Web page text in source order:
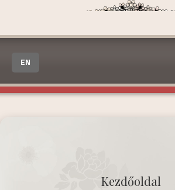
EN
Kezdőoldal